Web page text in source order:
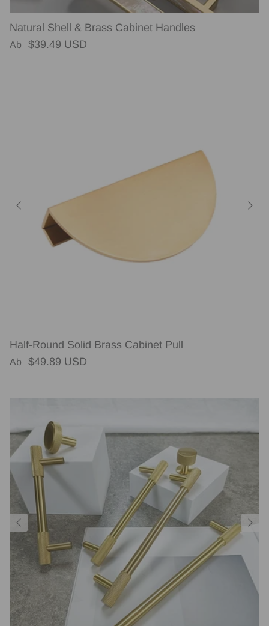
Natural Shell & Brass Cabinet Handles
Normaler Preis
Ab $39.49 USD
Half-Round Solid Brass Cabinet Pull
Normaler Preis
Ab $49.89 USD